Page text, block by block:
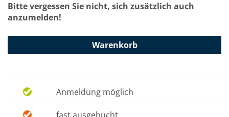
Bitte vergessen Sie nicht, sich zusätzlich auch
anzumelden!
Warenkorb
Anmeldung möglich